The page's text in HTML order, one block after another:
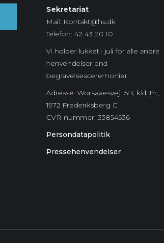
Sekretariat
Mail: Kontakt@hs.dk
Telefon: 42 43 20 10
Vi holder lukket i juli for alle andre
henvendelser end
begravelsesceremonier.
Adresse: Worsaaesvej 15B, kld. th.,
1972 Frederiksberg C
CVR-nummer: 33854536
Persondatapolitik
Pressehenvendelser